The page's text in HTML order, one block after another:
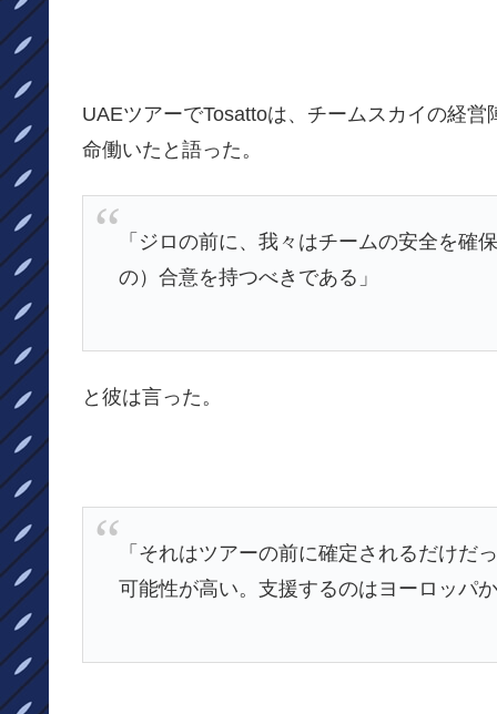
UAEツアーでTosattoは、チームスカイの経
命働いたと語った。
「ジロの前に、我々はチームの安全を確
の）合意を持つべきである」
と彼は言った。
「それはツアーの前に確定されるだけだ
可能性が高い。支援するのはヨーロッパ